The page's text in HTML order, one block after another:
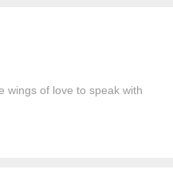
wings of love to speak with